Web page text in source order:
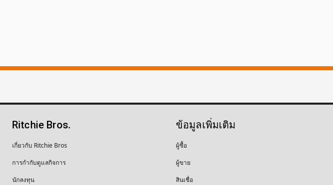
Ritchie Bros.
เกี่ยวกับ Ritchie Bros
การกำกับดูแลกิจการ
นักลงทุน
ข้อมูลเพิ่มเติม
ผู้ซื้อ
ผู้ขาย
สินเชื่อ